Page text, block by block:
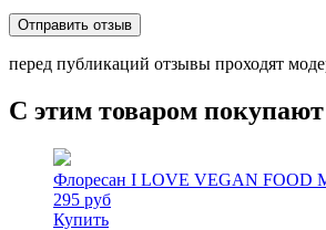
перед публикаций отзывы проходят
С этим товаром покупают
Флоресан I LOVE VEGAN FOOD
295 руб
Купить